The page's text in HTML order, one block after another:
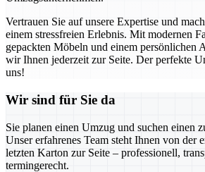
Vertrauen Sie auf unsere Expertise und
einem stressfreien Erlebnis. Mit modernen
gepackten Möbeln und einem persönlichen
wir Ihnen jederzeit zur Seite. Der perfekte
uns!
Wir sind für Sie da
Sie planen einen Umzug und suchen einen
Unser erfahrenes Team steht Ihnen von der
letzten Karton zur Seite – professionell,
termingerecht.